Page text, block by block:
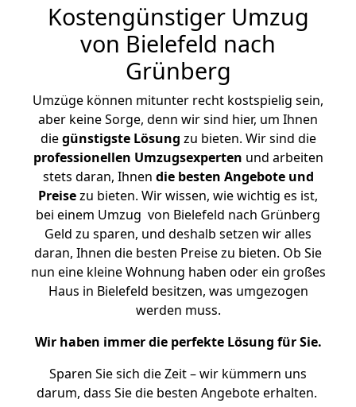
Kostengünstiger Umzug
von Bielefeld nach
Grünberg
Umzüge können mitunter recht kostspielig sein,
aber keine Sorge, denn wir sind hier, um Ihnen
diegünstigste Lösung zu bieten. Wir sind die
professionellen Umzugsexperten und arbeiten
stets daran, Ihnen die besten Angebote und
Preisezu bieten. Wir wissen, wie wichtig es ist,
bei einem Umzug von Bielefeld nach Grünberg
Geld zu sparen, und deshalb setzen wir alles
daran, Ihnen die besten Preise zu bieten. Ob Sie
nun eine kleine Wohnung haben oder ein großes
Haus in Bielefeld besitzen, was umgezogen
werden muss.
Wir haben immer die perfekte Lösung für Sie.
Sparen Sie sich die Zeit – wir kümmern uns
darum, dass Sie die besten Angebote erhalten.